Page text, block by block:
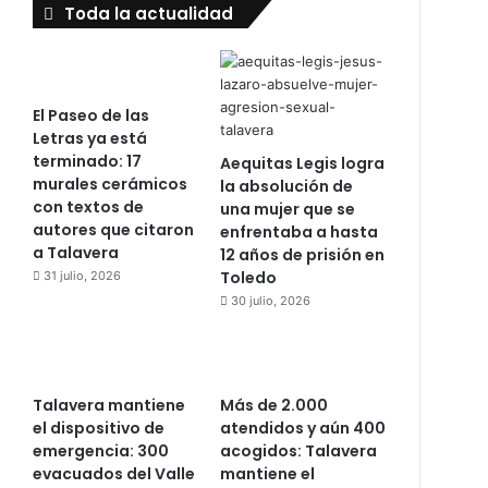
Toda la actualidad
El Paseo de las
Letras ya está
terminado: 17
murales cerámicos
con textos de
autores que citaron
a Talavera
31 julio, 2026
Aequitas Legis logra
la absolución de
una mujer que se
enfrentaba a hasta
12 años de prisión en
Toledo
30 julio, 2026
Talavera mantiene
el dispositivo de
emergencia: 300
evacuados del Valle
Más de 2.000
atendidos y aún 400
acogidos: Talavera
mantiene el